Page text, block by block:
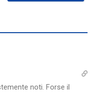
noti. Forse il